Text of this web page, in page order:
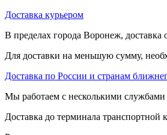
Доставка курьером
В пределах города Воронеж, доставка
Для доставки на меньшую сумму,
Доставка по России и странам
Мы работаем с несколькими
Доставка до терминала транспортной